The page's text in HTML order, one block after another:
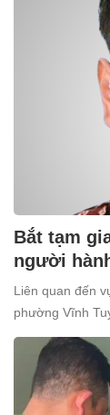
Bắt tạm
người
Liên quan đến
phường Vĩnh
tố và bắt tạm
Diên, Hà Nội)